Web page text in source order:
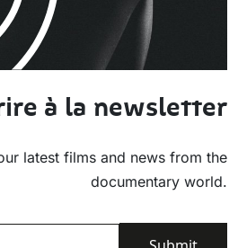
à la newsletter
latest films and news from the
documentary world.